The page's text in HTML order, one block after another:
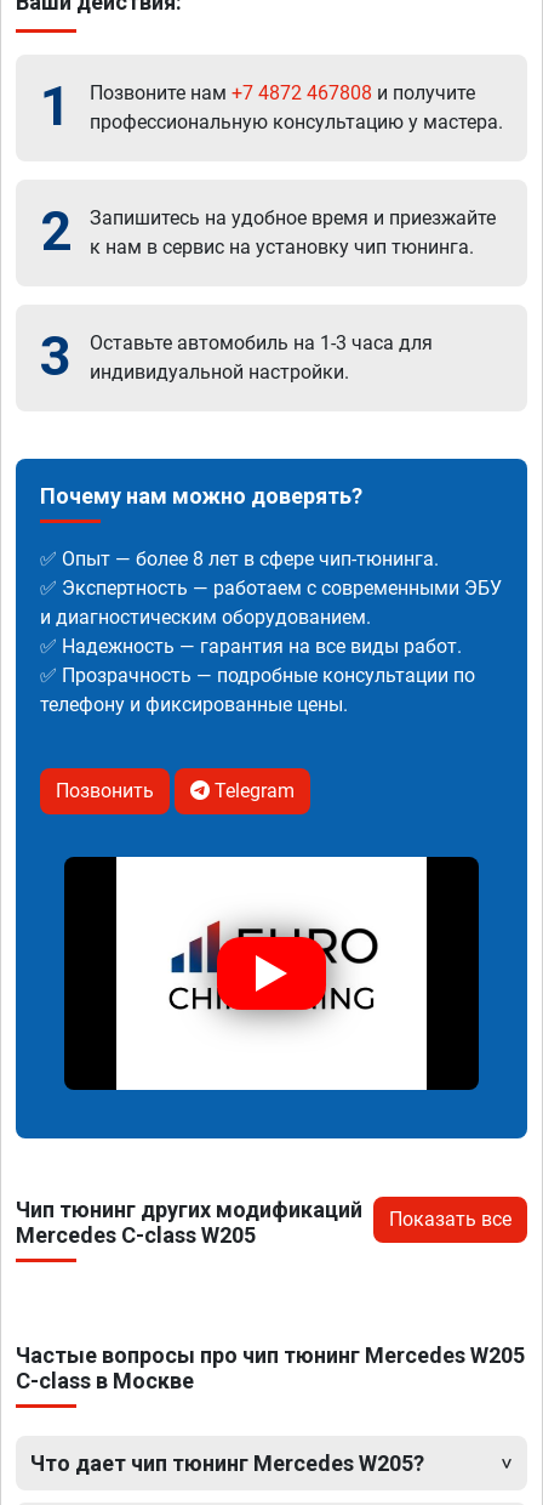
1 Позвоните нам +7 4872 467808 и получите
профессиональную консультацию у мастера.
2
Запишитесь на удобное время и приезжайте
к нам в сервис на установку чип тюнинга.
3
Оставьте автомобиль на 1-3 часа для
индивидуальной настройки.
Почему нам можно доверять?
✅ Опыт — более 8 лет в сфере чип-тюнинга.
✅ Экспертность — работаем с современными ЭБУ
и диагностическим оборудованием.
✅ Надежность — гарантия на все виды работ.
✅ Прозрачность — подробные консультации по
телефону и фиксированные цены.
Позвонить Telegram
Чип тюнинг других модификаций
Mercedes C-class W205
Показать все
Частые вопросы про чип тюнинг Mercedes W205
C-class в Москве
Что дает чип тюнинг Mercedes W205?